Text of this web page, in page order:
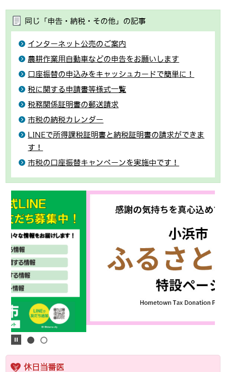
同じ「申告・納税・その他」の記事
インターネット公売のご案内
農耕作業用自動車などの申告をお願いします
口座振替の申込みをキャッシュカードで簡単に！
税に関する申請書等様式一覧
税務関係証明書の郵送請求
市税の納税カレンダー
LINEで所得課税証明書と納税証明書の請求ができま
す！
市税の口座振替キャンペーンを実施中です！
休日当番医